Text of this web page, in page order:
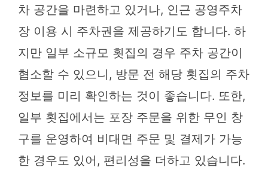
차 공간을 마련하고 있거나, 인근 공영주차
장 이용 시 주차권을 제공하기도 합니다. 하
지만 일부 소규모 횟집의 경우 주차 공간이
협소할 수 있으니, 방문 전 해당 횟집의 주차
정보를 미리 확인하는 것이 좋습니다. 또한,
일부 횟집에서는 포장 주문을 위한 무인 창
구를 운영하여 비대면 주문 및 결제가 가능
한 경우도 있어, 편리성을 더하고 있습니다.